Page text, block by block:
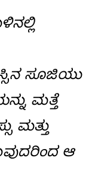
ಸೂಜಿಯು
ಮತ್ತೆ
ಮತ್ತು
ಆ